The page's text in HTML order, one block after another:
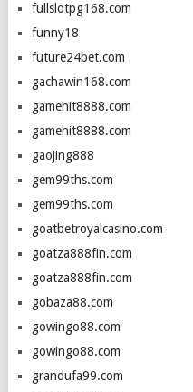
fullslotpg168.com
funny18
future24bet.com
gachawin168.com
gamehit8888.com
gamehit8888.com
gaojing888
gem99ths.com
gem99ths.com
goatbetroyalcasino.com
goatza888fin.com
goatza888fin.com
gobaza88.com
gowingo88.com
gowingo88.com
grandufa99.com